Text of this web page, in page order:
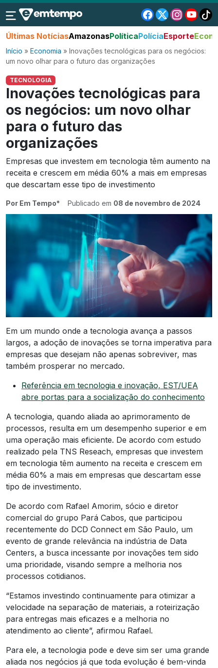
Últimas NotíciasAmazonasPolíticaPolíciaEsporte
Início » Economia » Inovações tecnológicas para os negócios:
um novo olhar para o futuro das organizações
TECNOLOGIA
Inovações tecnológicas para
os negócios: um novo olhar
para o futuro das
organizações
Empresas que investem em tecnologia têm aumento na
receita e crescem em média 60% a mais em empresas
que descartam esse tipo de investimento
Por Em Tempo* Publicado em 08 de novembro de 2024
Em um mundo onde a tecnologia avança a passos
largos, a adoção de inovações se torna imperativa para
empresas que desejam não apenas sobreviver, mas
também prosperar no mercado.
Referência em tecnologia e inovação, EST/UEA
abre portas para a socialização do conhecimento
A tecnologia, quando aliada ao aprimoramento de
processos, resulta em um desempenho superior e em
uma operação mais eficiente. De acordo com estudo
realizado pela TNS Reseach, empresas que investem
em tecnologia têm aumento na receita e crescem em
média 60% a mais em empresas que descartam esse
tipo de investimento.
De acordo com Rafael Amorim, sócio e diretor
comercial do grupo Pará Cabos, que participou
recentemente do DCD Connect em São Paulo, um
evento de grande relevância na indústria de Data
Centers, a busca incessante por inovações tem sido
uma prioridade, visando sempre a melhoria nos
processos cotidianos.
“Estamos investindo continuamente para otimizar a
velocidade na separação de materiais, a roteirização
para entregas mais eficazes e a melhoria no
atendimento ao cliente”, afirmou Rafael.
Para ele, a tecnologia pode e deve sim ser uma grande
aliada nos negócios já que toda evolução é bem-vinda